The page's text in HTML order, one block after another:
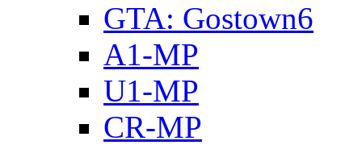
GTA: Gostown6
A1-MP
U1-MP
CR-MP